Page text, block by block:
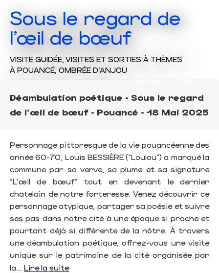
Sous le regard de
l'œil de bœuf
VISITE GUIDÉE, VISITES ET SORTIES À THÈMES
À POUANCÉ, OMBRÉE D'ANJOU
Déambulation poétique - Sous le regard
de l'œil de bœuf - Pouancé - 18 Mai 2025
Personnage pittoresque de la vie pouancéenne des
année 60-70, Louis BESSIÈRE ("Loulou") a marqué la
commune par sa verve, sa plume et sa signature
"L'œil de bœuf" tout en devenant le dernier
chatelain de notre forteresse. Venez découvrir ce
personnage atypique, partager sa poésie et suivre
ses pas dans notre cité à une époque si proche et
pourtant déjà si différente de la nôtre. À travers
une déambulation poétique, offrez-vous une visite
unique sur le patrimoine de la cité organisée par
la... Lire la suite